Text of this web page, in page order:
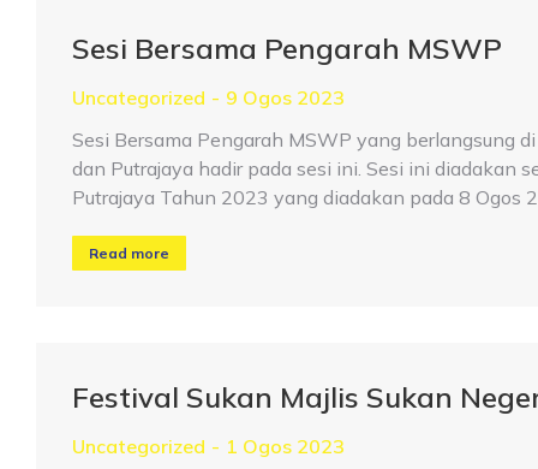
Sesi Bersama Pengarah MSWP
Uncategorized
9 Ogos 2023
Sesi Bersama Pengarah MSWP yang berlangsung
dan Putrajaya hadir pada sesi ini. Sesi ini diadakan
Putrajaya Tahun 2023 yang diadakan pada 8 Ogos
Read more
Festival Sukan Majlis Sukan
Uncategorized
1 Ogos 2023